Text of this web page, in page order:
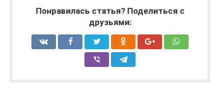
Понравилась статья? Поделиться с
друзьями: